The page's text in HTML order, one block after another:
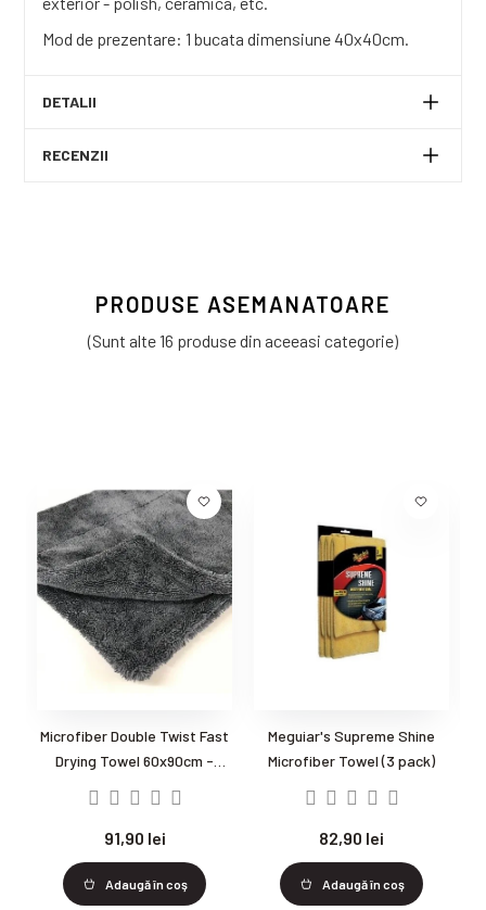
Mod de prezentare: 1 bucata dimensiune 40x40cm.
DETALII
RECENZII
PRODUSE ASEMANATOARE
(Sunt alte 16 produse din aceeasi categorie)
Microfiber Double Twist Fast
Drying Towel 60x90cm -
auto din mirofibra
91,90 lei
Adaugă în coş
Meguiar's Supreme Shine
Microfiber Towel (3 pack)
82,90 lei
Adaugă în coş